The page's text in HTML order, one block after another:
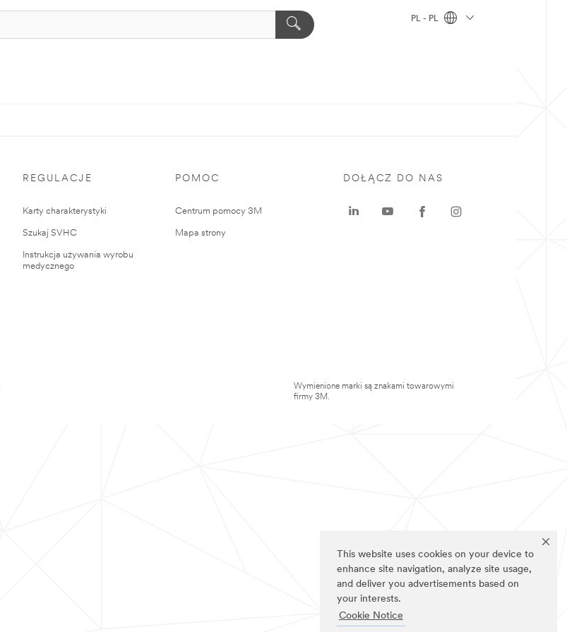
This website uses cookies on your device to
enhance site navigation, analyze site usage,
and deliver you advertisements based on
your interests.
Cookie Notice
PL - PL
REGULACJE
Karty charakterystyki
Szukaj SVHC
Instrukcja używania wyrobu
medycznego
POMOC
Centrum pomocy 3M
Mapa strony
DOŁĄCZ DO NAS
Wymienione marki są znakami towarowymi
firmy 3M.